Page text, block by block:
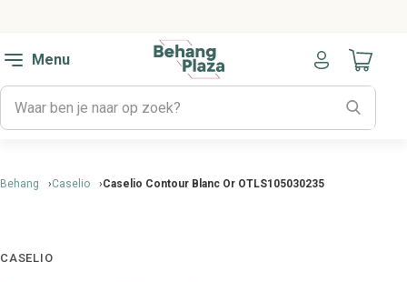
Menu
Naar
Behang Caselio Caselio Contour Blanc Or OTLS105030235
CASELIO